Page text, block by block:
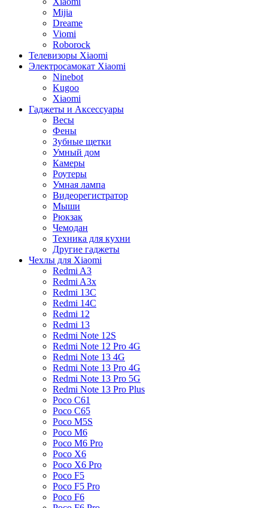
Mijia
Dreame
Viomi
Roborock
Телевизоры Xiaomi
Электросамокат Xiaomi
Ninebot
Kugoo
Xiaomi
Гаджеты и Аксессуары
Весы
Фены
Зубные щетки
Умный дом
Камеры
Роутеры
Умная лампа
Видеорегистратор
Мыши
Рюкзак
Чемодан
Техника для кухни
Другие гаджеты
Чехлы для Xiaomi
Redmi A3
Redmi A3x
Redmi 13C
Redmi 14C
Redmi 12
Redmi 13
Redmi Note 12S
Redmi Note 12 Pro 4G
Redmi Note 13 4G
Redmi Note 13 Pro 4G
Redmi Note 13 Pro 5G
Redmi Note 13 Pro Plus
Poco C61
Poco C65
Poco M5S
Poco M6
Poco M6 Pro
Poco X6
Poco X6 Pro
Poco F5
Poco F5 Pro
Poco F6